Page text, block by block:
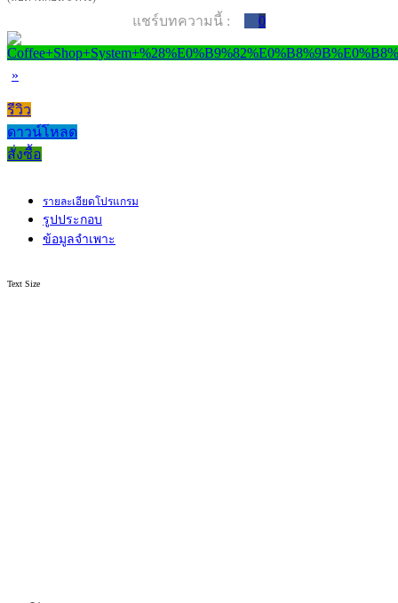
แชร์บทความนี้ : 0
»
รีวิว
ดาวน์โหลด
สั่งซื้อ
รายละเอียดโปรแกรม
รูปประกอบ
ข้อมูลจำเพาะ
Text Size